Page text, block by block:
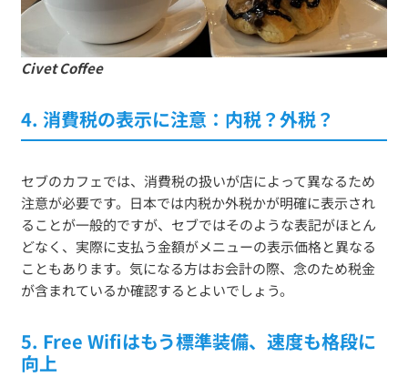
Civet Coffee
4. 消費税の表示に注意：内税？外税？
セブのカフェでは、消費税の扱いが店によって異なるため
注意が必要です。日本では内税か外税かが明確に表示され
ることが一般的ですが、セブではそのような表記がほとん
どなく、実際に支払う金額がメニューの表示価格と異なる
こともあります。気になる方はお会計の際、念のため税金
が含まれているか確認するとよいでしょう。
5. Free Wifiはもう標準装備、速度も格段に
向上